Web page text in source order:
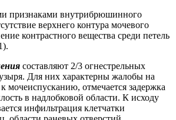
признаками внутрибрюшинного
верхнего контура мочевого
контрастного вещества среди петель
составляют 2/3 огнестрельных
Для них характерны жалобы на
мочеиспусканию, отмечается задержка
в надлобковой области. К исходу
инфильтрация клетчатки